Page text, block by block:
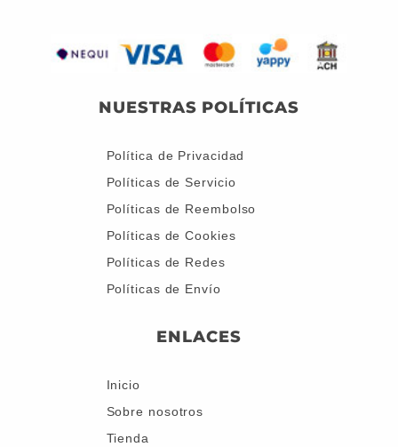
NUESTRAS POLÍTICAS
Política de Privacidad
Políticas de Servicio
Políticas de Reembolso
Políticas de Cookies
Políticas de Redes
Políticas de Envío
ENLACES
Inicio
Sobre nosotros
Tienda